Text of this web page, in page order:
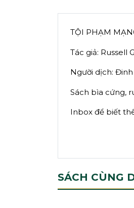
TỘI PHẠM
Tác giả: Russell
Người dịch:
Sách bìa cứng,
Inbox để biết
SÁCH CÙNG